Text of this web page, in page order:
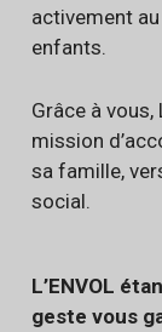
activement
enfants.
Grâce à vous,
mission
sa famille,
social.
L’ENVOL
geste vous